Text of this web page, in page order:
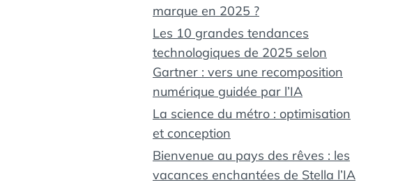
marque en 2025 ?
Les 10 grandes tendances
technologiques de 2025 selon
Gartner : vers une recomposition
numérique guidée par l’IA
La science du métro : optimisation
et conception
Bienvenue au pays des rêves : les
vacances enchantées de Stella l’IA